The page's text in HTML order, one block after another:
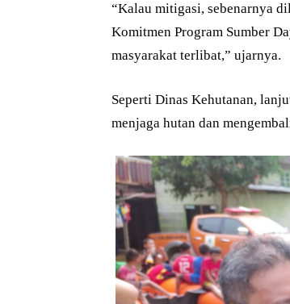
“Kalau mitigasi, sebenarnya
Komitmen Program Sumber
masyarakat terlibat,” ujarnya.
Seperti Dinas Kehutanan,
menjaga hutan dan